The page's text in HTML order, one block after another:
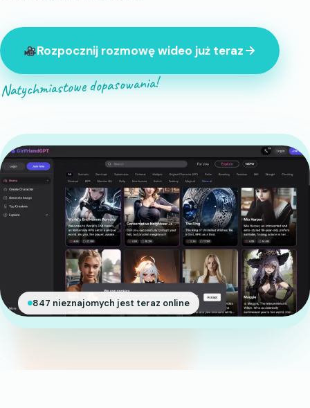
Rozpocznij rozmowę wideo już teraz
Natychmiastowe dopasowania!
847 nieznajomych jest teraz online